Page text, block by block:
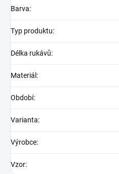
Barva:
Typ produktu:
Délka rukávů:
Materiál :
Období:
Varianta:
Výrobce:
Vzor: